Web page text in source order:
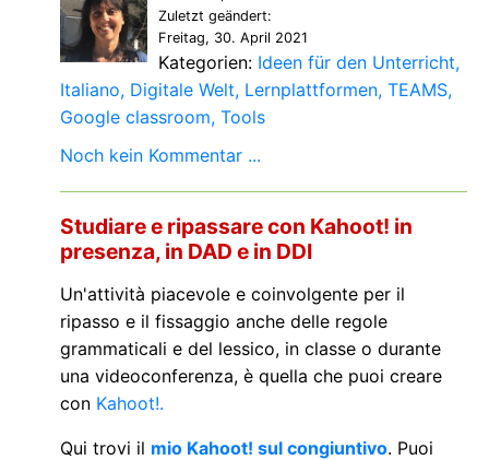
Zuletzt geändert:
Freitag, 30. April 2021
Kategorien: Ideen für den Unterricht
Italiano Digitale Welt Lernplattformen TEAMS
Google classroom Tools
Noch kein Kommentar ...
Studiare e ripassare con Kahoot! in
presenza, in DAD e in DDI
Un'attività piacevole e coinvolgente per il
ripasso e il fissaggio anche delle regole
grammaticali e del lessico, in classe o durante
una videoconferenza, è quella che puoi creare
con Kahoot!.
Qui trovi il mio Kahoot! sul congiuntivo. Puoi